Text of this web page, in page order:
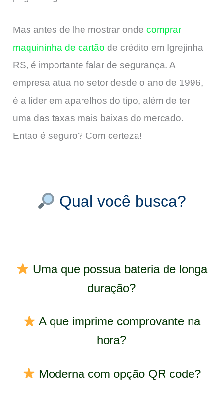
Mas antes de lhe mostrar onde comprar
maquininha de cartão de crédito em Igrejinha
RS, é importante falar de segurança. A
empresa atua no setor desde o ano de 1996,
é a líder em aparelhos do tipo, além de ter
uma das taxas mais baixas do mercado.
Então é seguro? Com certeza!
Qual você busca?
Uma que possua bateria de longa
duração?
A que imprime comprovante na
hora?
Moderna com opção QR code?